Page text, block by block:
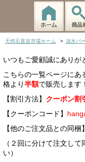
天然石直送市場ホーム > 淡水パ
いつもご愛顧誠にありが
こちらの一覧ページにあ
格より半額で販売します！
【割引方法】 クーポン割引
【クーポンコード】
【他のご注文品との同梱
（２回に分けて注文し
い）